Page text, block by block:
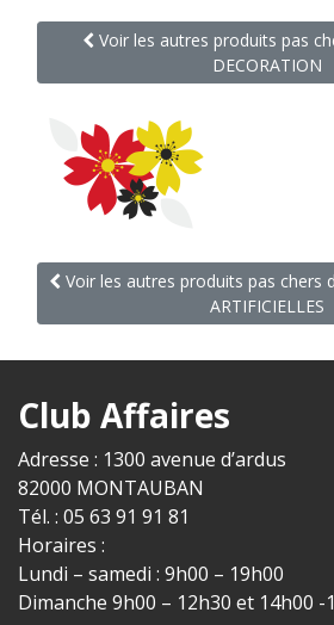
Voir les autres produits pas
DECORATION
Voir les autres produits pas chers
ARTIFICIELLES
Club Affaires
Adresse : 1300 avenue d’ardus
82000 MONTAUBAN
Tél. : 05 63 91 91 81
Horaires :
Lundi – samedi : 9h00 – 19h00
Dimanche 9h00 – 12h30 et 14h00 -